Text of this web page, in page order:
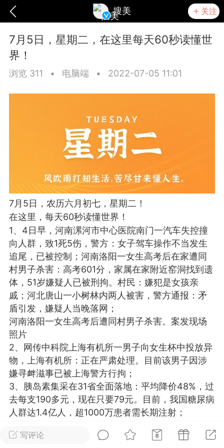
搜美 关注
爆汗熊 卡卡动能素 无创溶斑术
美业357 芯诗妍 卡卡美业
每次200金币 点击购买
师 小熊水光
爆汗熊
脂
卡卡动能素
皇斯普拉雅
建术
DRYY面膜
爆款平台 Lv.8 靓号
加盟商
26 23:18
电脑端 美业资讯
闪充小白罐
本/双效闪充，养出紧致小白脸！一、项
充小白罐 = 闪充大白肌（仪器）× 草本
产品）×极光嫩肤啫喱（产品）这是一套
护...写评论
7月5日，星期二，在这里每天60秒读懂世
界！
浏览 311 • 电脑端 • 2022-07-05 11:01
7月5日，农历六月初七，星期二！
在这里，每天60秒读懂世界！
1、4日早，河南漯河市中心医院南门一汽车失控撞
向人群，致1死5伤，警方：女子驾车操作不当发生
追尾，已被控制；河南洛阳一女生高考后在家遭同
村男子杀害：高考601分，家属在家附近窑洞找到遗
体，51岁嫌疑人已被刑拘。村民：嫌犯是女孩亲
戚；河北唐山一小树林内两人被害，警方通报：矛
盾引发，嫌疑人当晚落网；
河南洛阳一女生高考后遭同村男子杀害。案发现场
照片
2、网传中科院上海有机所一男子向女生杯中投放异
物，上海有机所：正在严肃处理。目前该男子因涉
嫌寻衅滋事已被上海警方行拘；
3、胰岛素集采在31省全面落地：平均降价48%，过
去每支190多元，现在只要79元。目前，我国糖尿病
人群达1.4亿人，超1000万患者需长期注射；
发现并打捞起”福景001″轮12具疑似落水遇难者遗